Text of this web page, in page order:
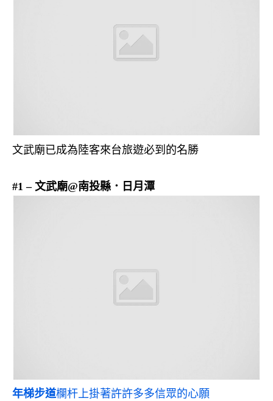
文武廟已成為陸客來台旅遊必到的名勝
#1 – 文武廟@南投縣．日月潭
年梯步道欄杆上掛著許許多多信眾的心願